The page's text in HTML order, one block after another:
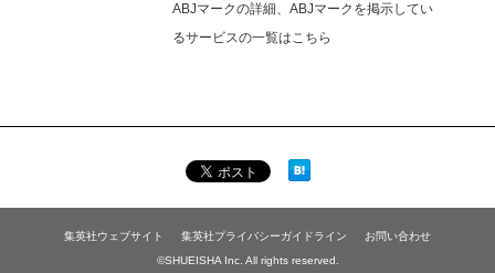
ABJマークの詳細、ABJマークを掲示してい
るサービスの一覧はこちら
集英社ウェブサイト 集英社プライバシーガイドライン
お問い合わせ
©SHUEISHA Inc. All rights reserved.